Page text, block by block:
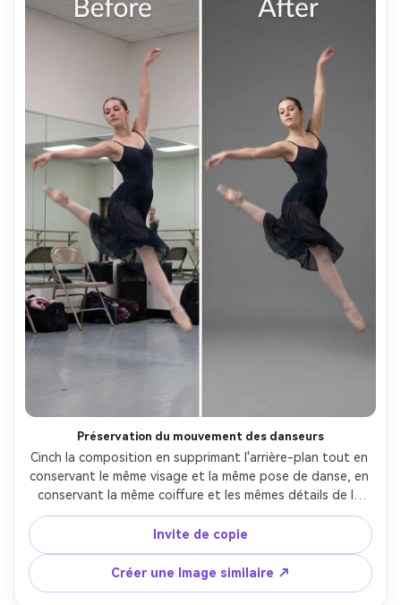
Préservation du mouvement des danseurs
Cinch la composition en supprimant l'arrière-plan tout en
conservant le même visage et la même pose de danse, en
conservant la même coiffure et les mêmes détails de la
tenue, en préservant l'éclairage original et tout flou de
mouvement naturel sur les membres, en protégeant la
texture du tissu et les détails des bords- -ar 4:5
Invite de copie
Créer une Image similaire ↗